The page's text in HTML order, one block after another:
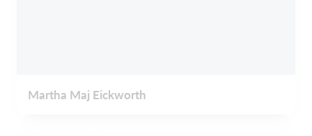
Martha Maj Eickworth